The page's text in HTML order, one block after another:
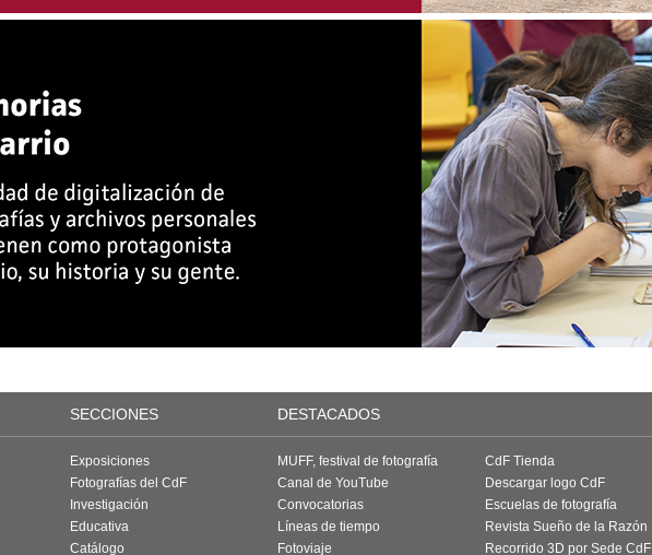
SECCIONES DESTACADOS
Exposiciones
Fotografías del CdF
Investigación
Educativa
Catálogo
MUFF, festival de fotografía
Canal de YouTube
Convocatorias
Líneas de tiempo
Fotoviaje
CdF Tienda
Descargar logo CdF
Escuelas de fotografía
Revista Sueño de la Razón
Recorrido 3D por Sede CdF